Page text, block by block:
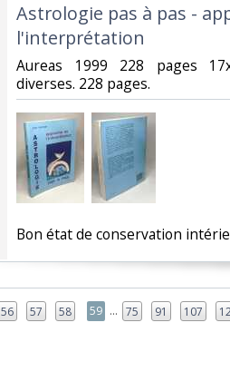
‎Astrologie pas à pas -
l'interprétation‎
‎Aureas 1999 228 pages
diverses. 228 pages.‎
‎Bon état de conservation
56 57 58 59 ... 75 91 107